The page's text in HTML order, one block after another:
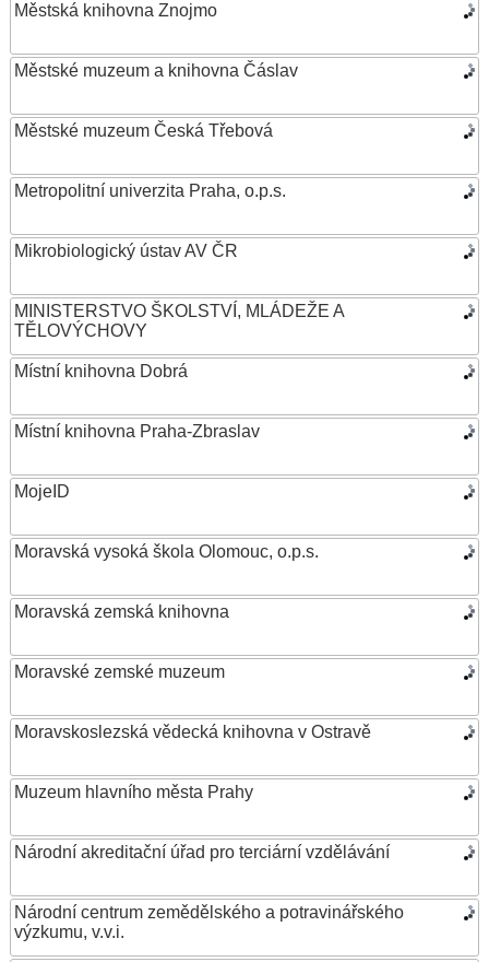
Městská knihovna Znojmo
Městské muzeum a knihovna Čáslav
Městské muzeum Česká Třebová
Metropolitní univerzita Praha, o.p.s.
Mikrobiologický ústav AV ČR
MINISTERSTVO ŠKOLSTVÍ, MLÁDEŽE A
TĚLOVÝCHOVY
Místní knihovna Dobrá
Místní knihovna Praha-Zbraslav
MojeID
Moravská vysoká škola Olomouc, o.p.s.
Moravská zemská knihovna
Moravské zemské muzeum
Moravskoslezská vědecká knihovna v Ostravě
Muzeum hlavního města Prahy
Národní akreditační úřad pro terciární vzdělávání
Národní centrum zemědělského a potravinářského
výzkumu, v.v.i.